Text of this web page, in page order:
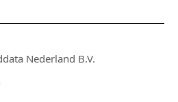
Nederland B.V.